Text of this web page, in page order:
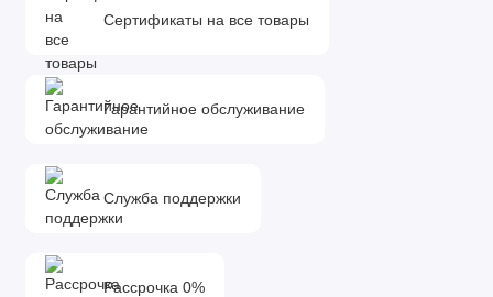
Сертификаты на все товары
Гарантийное обслуживание
Служба поддержки
Рассрочка 0%